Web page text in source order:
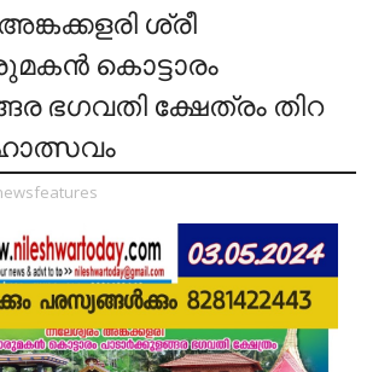
ശ്രീ
കൊട്ടാരം
ഭഗവതി ക്ഷേത്രം തിറ